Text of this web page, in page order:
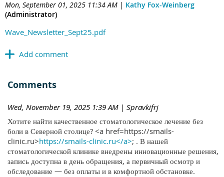
Mon, September 01, 2025 11:34 AM | Kathy Fox-Weinberg
(Administrator)
Wave_Newsletter_Sept25.pdf
Comments
Wed, November 19, 2025 1:39 AM | Spravkifrj
Хотите найти качественное стоматологическое лечение без
боли в Северной столице? <a href=https://smails-
clinic.ru>https://smails-clinic.ru</a>; . В нашей
стоматологической клинике внедрены инновационные решения,
запись доступна в день обращения, а первичный осмотр и
обследование — без оплаты и в комфортной обстановке.